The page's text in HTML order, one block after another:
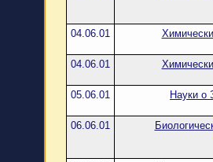
04.06.01
04.06.01
05.06.01
Науки о
06.06.01